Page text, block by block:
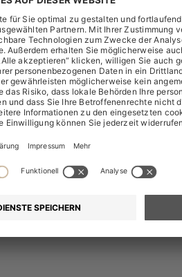
folgende Meldung am 8. Juli 2022